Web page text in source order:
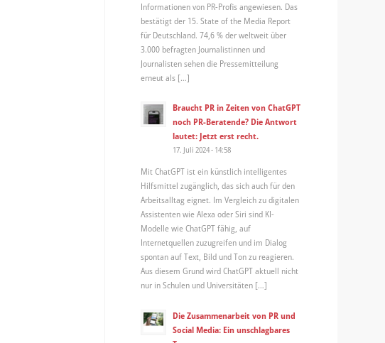
Informationen von PR-Profis angewiesen. Das
bestätigt der 15. State of the Media Report
für Deutschland. 74,6 % der weltweit über
3.000 befragten Journalistinnen und
Journalisten sehen die Pressemitteilung
erneut als […]
Braucht PR in Zeiten von ChatGPT
noch PR-Beratende? Die Antwort
lautet: Jetzt erst recht.
17. Juli 2024 - 14:58
Mit ChatGPT ist ein künstlich intelligentes
Hilfsmittel zugänglich, das sich auch für den
Arbeitsalltag eignet. Im Vergleich zu digitalen
Assistenten wie Alexa oder Siri sind KI-
Modelle wie ChatGPT fähig, auf
Internetquellen zuzugreifen und im Dialog
spontan auf Text, Bild und Ton zu reagieren.
Aus diesem Grund wird ChatGPT aktuell nicht
nur in Schulen und Universitäten […]
Die Zusammenarbeit von PR und
Social Media: Ein unschlagbares